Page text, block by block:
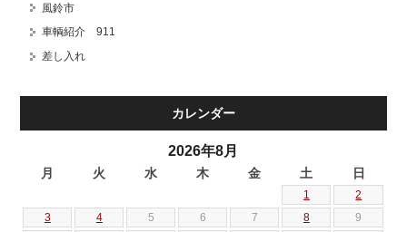
風鈴市
車輌紹介 911
差し入れ
カレンダー
2026年8月
月 火 水 木 金 土 日
1
2
3
4 5 6 7 8
9